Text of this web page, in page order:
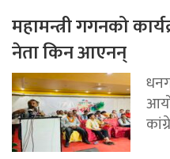
महामन्त्री गगनको
नेता किन आएनन्